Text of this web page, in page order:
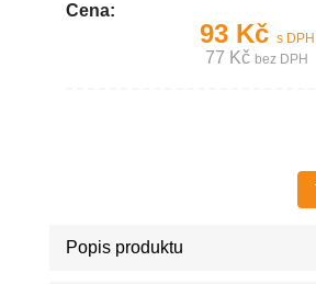
Cena:
93 Kč s DPH
77 Kč bez DPH
Popis produktu